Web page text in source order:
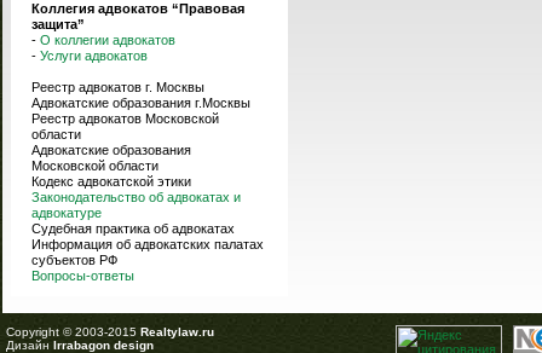
Коллегия адвокатов “Правовая
защита”
- О коллегии адвокатов
- Услуги адвокатов
Реестр адвокатов г. Москвы
Адвокатские образования г.Москвы
Реестр адвокатов Московской
области
Адвокатские образования
Московской области
Кодекс адвокатской этики
Законодательство об адвокатах и
адвокатуре
Судебная практика об адвокатах
Информация об адвокатских палатах
субъектов РФ
Вопросы-ответы
Copyright © 2003-2015 Realtylaw.ru
Дизайн Irrabagon design